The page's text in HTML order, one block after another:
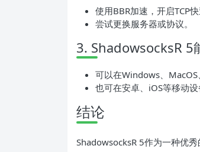
使用BBR加速，开启TCP快
尝试更换服务器或协议。
3. ShadowsocksR 5
可以在Windows、MacOS
也可在安卓、iOS等移动
结论
ShadowsocksR 5作为一种优